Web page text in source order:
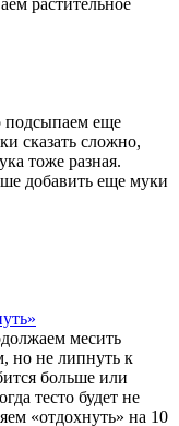
подсыпаем еще
сказать сложно,
тоже разная.
добавить еще муки
месить
но не липнуть к
больше или
тесто будет не
«отдохнуть» на 10